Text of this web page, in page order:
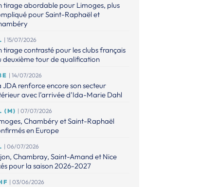
tirage abordable pour Limoges, plus
pour Saint-Raphaël et
| 15/07/2026
tirage contrasté pour les clubs français
deuxième tour de qualification
| 14/07/2026
JDA renforce encore son secteur
avec l’arrivée d’Ida-Marie Dahl
(M) | 07/07/2026
Chambéry et Saint-Raphaël
en Europe
| 06/07/2026
Chambray, Saint-Amand et Nice
pour la saison 2026-2027
| 03/06/2026